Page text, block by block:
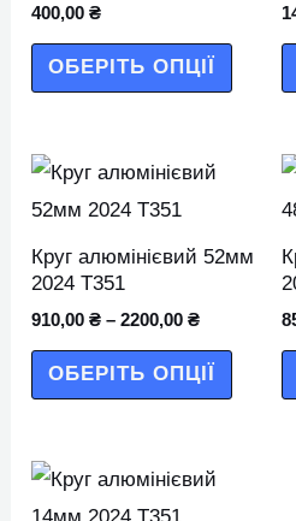
400,00₴
ОБЕРІТЬ ОПЦІЇ
можна
Круг алюмінієвий 52мм
2024 Т351
910,00₴ –2200,00₴
ОБЕРІТЬ ОПЦІЇ
товар
кілька
можна